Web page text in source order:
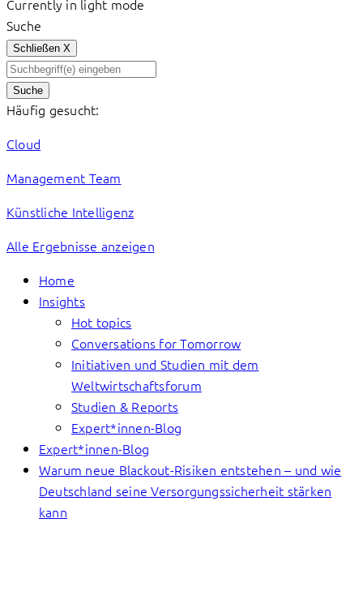
Currently in light mode
Suche
Schließen X
Suche
Häufig gesucht:
Cloud
Management Team
Künstliche Intelligenz
Alle Ergebnisse anzeigen
Home
Insights
Hot topics
Conversations for Tomorrow
Initiativen und Studien mit dem
Weltwirtschaftsforum
Studien & Reports
Expert*innen-Blog
Expert*innen-Blog
Warum neue Blackout-Risiken entstehen – und wie
Deutschland seine Versorgungssicherheit stärken
kann